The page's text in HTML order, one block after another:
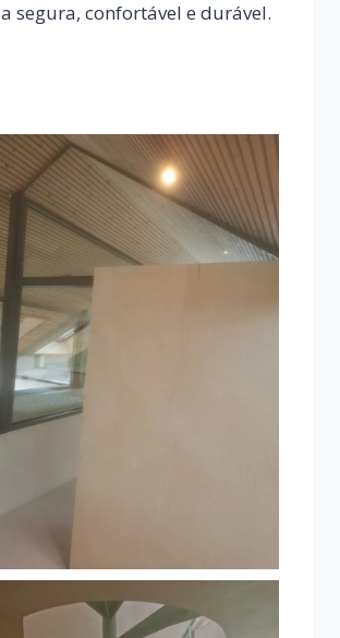
segura, confortável e durável.